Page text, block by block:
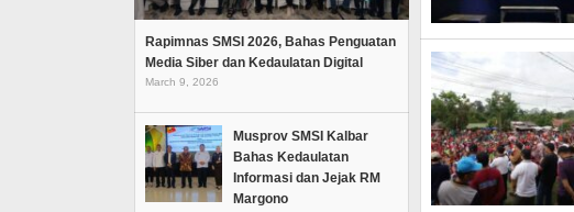
Rapimnas SMSI 2026, Bahas Penguatan
Media Siber dan Kedaulatan Digital
March 9, 2026
Musprov SMSI Kalbar
Bahas Kedaulatan
Informasi dan Jejak RM
Margono